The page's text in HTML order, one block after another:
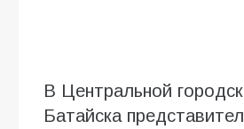
В Центральной
Батайска